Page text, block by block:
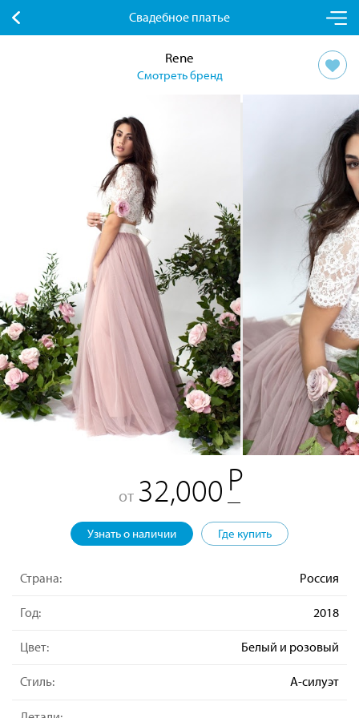
Свадебное платье
Rene
Смотреть бренд
от 32,000
Узнать о наличии Где купить
Страна: Россия
Год: 2018
Цвет: Белый и розовый
Стиль: А-силуэт